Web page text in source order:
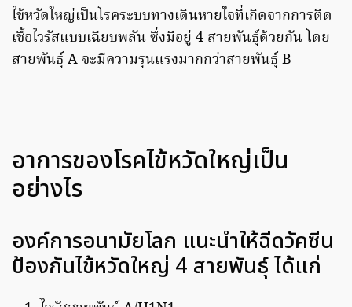
ไข้หวัดใหญ่เป็นโรคระบบทางเดินหายใจที่เกิดจากการติด
เชื้อไวรัสแบบเฉียบพลัน ซึ่งมีอยู่ 4 สายพันธุ์ด้วยกัน โดย
สายพันธุ์ A จะมีความรุนแรงมากกว่าสายพันธุ์ B
อาการของโรคไข้หวัดใหญ่เป็น
อย่างไร
องค์การอนามัยโลก แนะนำให้ฉีดวัคซีน
ป้องกันไข้หวัดใหญ่ 4 สายพันธุ์ ได้แก่